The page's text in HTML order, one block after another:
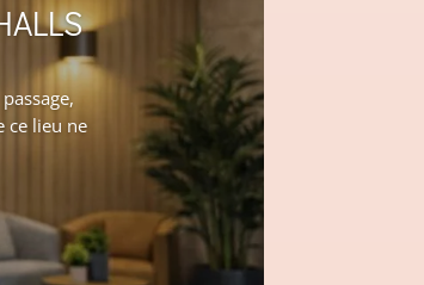
ce lieu ne